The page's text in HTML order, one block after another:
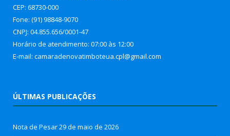
CEP: 68730-000
Fone: (91) 98848-9070
CNPJ: 04.855.656/0001-47
Horário de atendimento: 07:00 às 12:00
E-mail: camaradenovatimboteua.cpl@gmail.com
ÚLTIMAS PUBLICAÇÕES
Nota de Pesar29 de maio de 2026